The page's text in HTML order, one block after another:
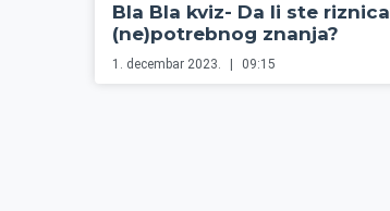
Bla Bla kviz- Da li ste riznica
(ne)potrebnog znanja?
1. decembar 2023. 09:15